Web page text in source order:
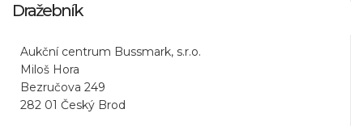
Dražebník
Aukční centrum Bussmark, s.r.o.
Miloš Hora
Bezručova 249
282 01 Český Brod